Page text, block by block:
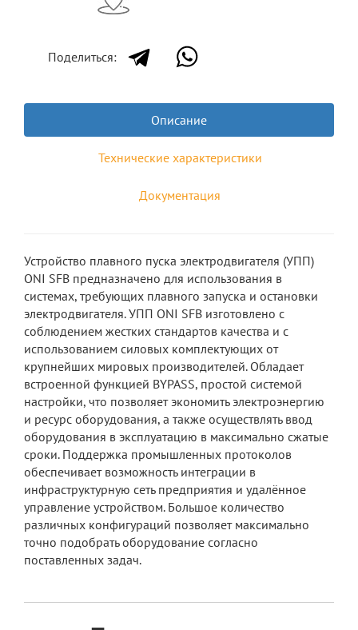
Поделиться:
Описание
Технические характеристики
Документация
Устройство плавного пуска электродвигателя (УПП)
ONI SFB предназначено для использования в
системах, требующих плавного запуска и остановки
электродвигателя. УПП ONI SFB изготовлено с
соблюдением жестких стандартов качества и с
использованием силовых комплектующих от
крупнейших мировых производителей. Обладает
встроенной функцией BYPASS, простой системой
настройки, что позволяет экономить электроэнергию
и ресурс оборудования, а также осуществлять ввод
оборудования в эксплуатацию в максимально сжатые
сроки. Поддержка промышленных протоколов
обеспечивает возможность интеграции в
инфраструктурную сеть предприятия и удалённое
управление устройством. Большое количество
различных конфигураций позволяет максимально
точно подобрать оборудование согласно
поставленных задач.